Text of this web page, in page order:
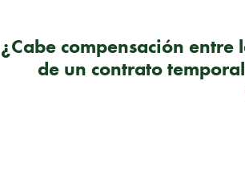
¿Cabe compensación
de un contrato